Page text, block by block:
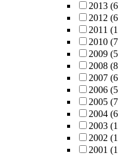
2013
2012
2011
2010
2009
2008
2007
2006
2005
2004
2003
2002
2001